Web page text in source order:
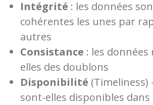
Intégrité : les données
cohérentes les unes par
autres
Consistance : les
elles des doublons
Disponibilité (Timeliness)
sont-elles disponibles dans